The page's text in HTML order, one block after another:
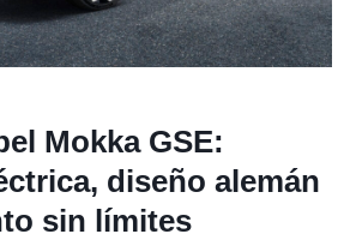
Mokka GSE:
diseño alemán
sin límites